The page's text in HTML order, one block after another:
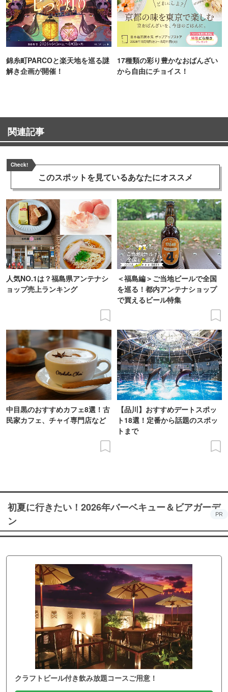
錦糸町PARCOと楽天地を巡る謎
解き企画が開催！
17種類の彩り豊かなおばんざい
から自由にチョイス！
関連記事
Check!
このスポットを見ているあなたにオススメ
人気NO.1は？福島県アンテナシ
ョップ売上ランキング
＜福島編＞ご当地ビールで全国
を巡る！都内アンテナショップ
で買えるビール特集
中目黒のおすすめカフェ8選！古
民家カフェ、チャイ専門店など
【品川】おすすめデートスポッ
ト18選！定番から話題のスポッ
トまで
初夏に行きたい！2026年バーベキュー＆ビアガーデ
ン
PR
クラフトビール付き飲み放題コースご用意！